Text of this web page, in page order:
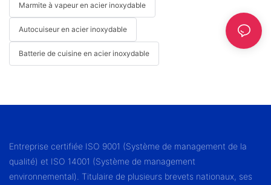
Marmite à vapeur en acier inoxydable
Autocuiseur en acier inoxydable
Batterie de cuisine en acier inoxydable
Entreprise certifiée ISO 9001 (Système de management de la
qualité) et ISO 14001 (Système de management
environnemental). Titulaire de plusieurs brevets nationaux, ses